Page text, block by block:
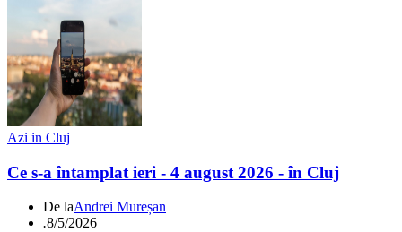
Azi in Cluj
Ce s-a întamplat ieri - 4 august 2026 - în Cluj
De laAndrei Mureșan
.8/5/2026